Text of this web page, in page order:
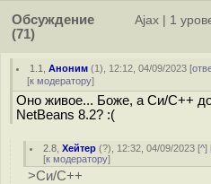
Обсуждение
(71)
Ajax 1
1.1 ,Аноним (1), 12:12, 04/09/2023 [
[к модератору]
Оно живое... Боже, а Си/С++ до
NetBeans 8.2? :(
2.8 ,Хейтер (?), 12:32, 04/09/2023 [^]
[к модератору]
>Си/С++